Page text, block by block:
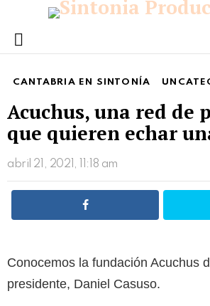
Menu
CANTABRIA EN SINTONÍA
Acuchus, una red de
que quieren echar
abril 21, 2021, 11:18 am
Conocemos la fundación Acuchus
presidente, Daniel Casuso.